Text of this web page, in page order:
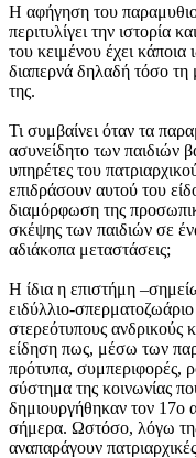
Η αφήγηση του
περιτυλίγει την ιστορία
του κειμένου έχει κάποια
διαπερνά δηλαδή τόσο
της.
Τι συμβαίνει όταν τα
ασυνείδητο των παιδιών
υπηρέτες του
επιδράσουν αυτού του
διαμόρφωση της
σκέψης των παιδιών σε
αδιάκοπα μεταστάσεις;
Η ίδια η επιστήμη
ειδύλλιο-
στερεότυπους ανδρικούς
είδηση πως, μέσω των
πρότυπα, συμπεριφορές,
σύστημα της κοινωνίας
δημιουργήθηκαν τον 17ο
σήμερα. Ωστόσο, λόγω
αναπαράγουν